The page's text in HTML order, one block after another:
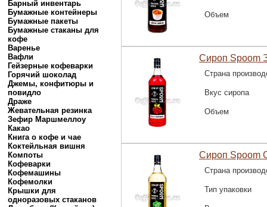
Барный инвентарь
Бумажные контейнеры
Бумажные пакеты
Бумажные стаканы для
кофе
Варенье
Вафли
Гейзерные кофеварки
Горячий шоколад
Джемы, конфитюры и
повидло
Драже
Жевательная резинка
Зефир Маршмеллоу
Какао
Книга о кофе и чае
Коктейльная вишня
Компоты
Кофеварки
Кофемашины
Кофемолки
Крышки для
одноразовых стаканов
Объем
Сироп Spoom
Страна
Вкус сиропа
Объем
Сироп Spoom
Страна
Тип упаковки